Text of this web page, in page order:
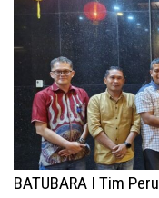
BATUBARA I Tim